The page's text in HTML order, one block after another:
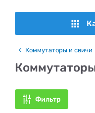
Коммутаторы и свичи
Фильтр